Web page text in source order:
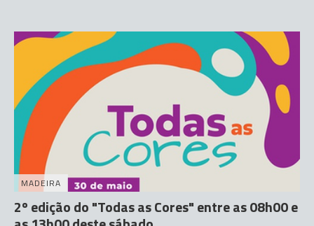
MADEIRA
2º edição do "Todas as Cores" entre as 08h00 e